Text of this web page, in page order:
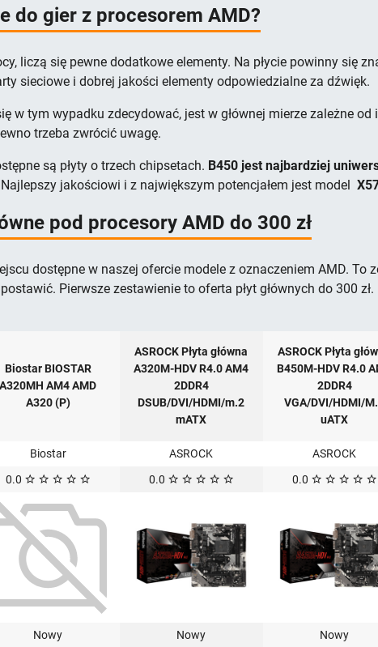
do gier z procesorem AMD?
liczą się pewne dodatkowe elementy. Na płycie powinny się
sieciowe i dobrej jakości elementy odpowiedzialne za dźwięk.
w tym wypadku zdecydować, jest w głównej mierze zależne
trzeba zwrócić uwagę.
są płyty o trzech chipsetach. B450 jest najbardziej
jakościowi i z największym potencjałem jest model
pod procesory AMD do 300 zł
dostępne w naszej ofercie modele z oznaczeniem AMD. To
Pierwsze zestawienie to oferta płyt głównych do 300 zł.
Biostar BIOSTAR
A320MH AM4 AMD
A320 (P)
ASROCK Płyta główna
A320M-HDV R4.0 AM4
2DDR4
DSUB/DVI/HDMI/m.2
mATX
ASROCK Płyta
B450M-HDV R4.0
2DDR4
VGA/DVI/HDMI/
uATX
Biostar ASROCK ASROCK
0.0 0.0 0.0
Nowy Nowy Nowy